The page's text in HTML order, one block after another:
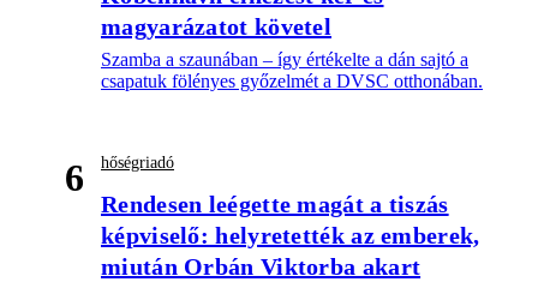
magyarázatot követel
Szamba a szaunában – így értékelte a dán sajtó a
csapatuk fölényes győzelmét a DVSC otthonában.
6 hőségriadó
Rendesen leégette magát a tiszás
képviselő: helyretették az emberek,
miután Orbán Viktorba akart